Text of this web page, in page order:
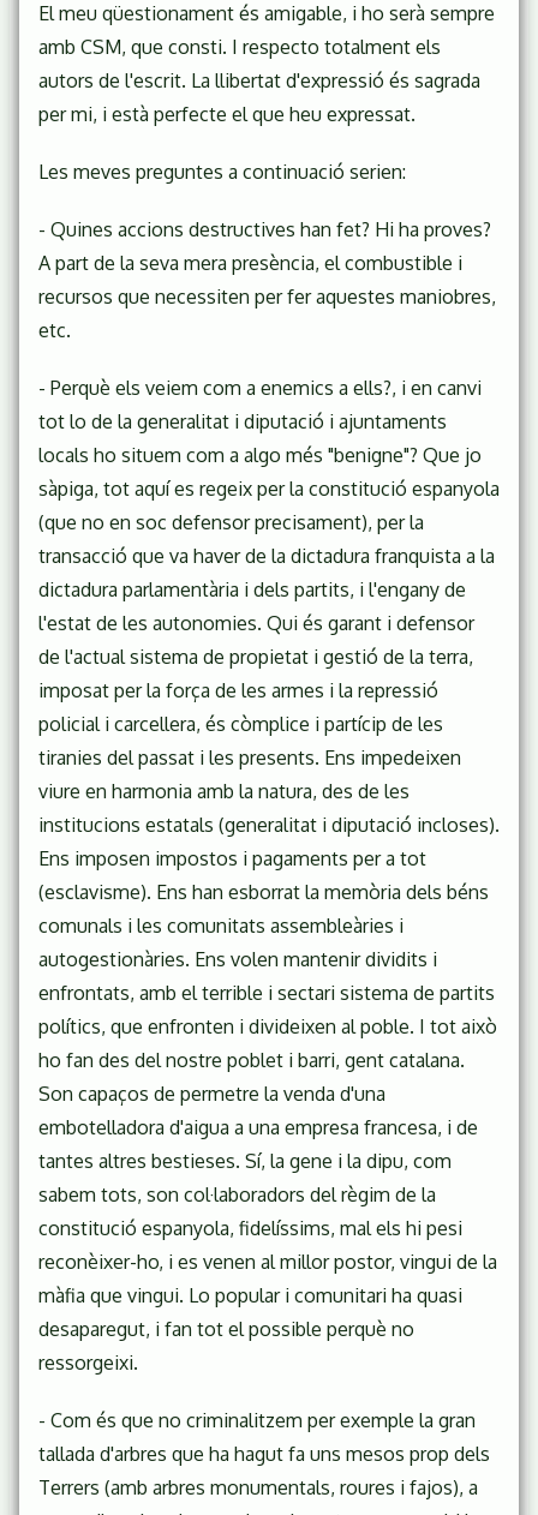
El meu qüestionament és amigable, i ho serà sempre
amb CSM, que consti. I respecto totalment els
autors de l'escrit. La llibertat d'expressió és sagrada
per mi, i està perfecte el que heu expressat.
Les meves preguntes a continuació serien:
- Quines accions destructives han fet? Hi ha proves?
A part de la seva mera presència, el combustible i
recursos que necessiten per fer aquestes maniobres,
etc.
- Perquè els veiem com a enemics a ells?, i en canvi
tot lo de la generalitat i diputació i ajuntaments
locals ho situem com a algo més "benigne"? Que jo
sàpiga, tot aquí es regeix per la constitució espanyola
(que no en soc defensor precisament), per la
transacció que va haver de la dictadura franquista a la
dictadura parlamentària i dels partits, i l'engany de
l'estat de les autonomies. Qui és garant i defensor
de l'actual sistema de propietat i gestió de la terra,
imposat per la força de les armes i la repressió
policial i carcellera, és còmplice i partícip de les
tiranies del passat i les presents. Ens impedeixen
viure en harmonia amb la natura, des de les
institucions estatals (generalitat i diputació incloses).
Ens imposen impostos i pagaments per a tot
(esclavisme). Ens han esborrat la memòria dels béns
comunals i les comunitats assembleàries i
autogestionàries. Ens volen mantenir dividits i
enfrontats, amb el terrible i sectari sistema de partits
polítics, que enfronten i divideixen al poble. I tot això
ho fan des del nostre poblet i barri, gent catalana.
Son capaços de permetre la venda d'una
embotelladora d'aigua a una empresa francesa, i de
tantes altres bestieses. Sí, la gene i la dipu, com
sabem tots, son col·laboradors del règim de la
constitució espanyola, fidelíssims, mal els hi pesi
reconèixer-ho, i es venen al millor postor, vingui de la
màfia que vingui. Lo popular i comunitari ha quasi
desaparegut, i fan tot el possible perquè no
ressorgeixi.
- Com és que no criminalitzem per exemple la gran
tallada d'arbres que ha hagut fa uns mesos prop dels
Terrers (amb arbres monumentals, roures i fajos), a